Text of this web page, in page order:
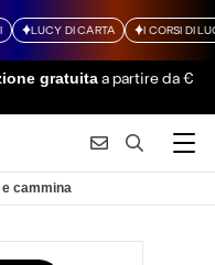
LUCY DI CARTA I CORSI DI
gratuitaa partire da €
cammina